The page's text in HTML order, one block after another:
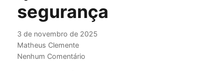
segurança
3 de novembro de 2025
Matheus Clemente
Nenhum Comentário